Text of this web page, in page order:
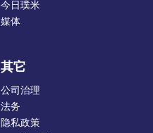
今日璞米
媒体
其它
公司治理
法务
隐私政策